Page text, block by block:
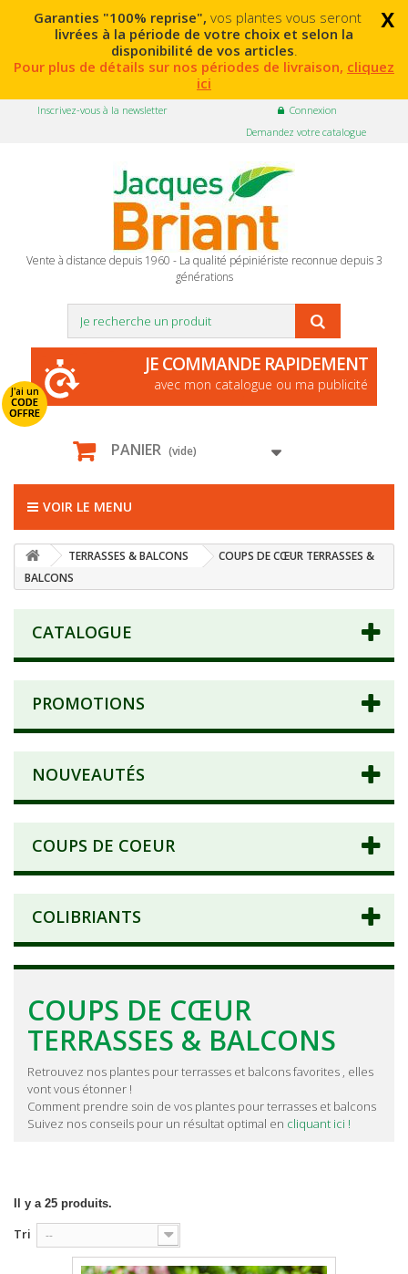
x
Garanties "100% reprise", vos plantes vous seront
livrées à la période de votre choix et selon la
disponibilité de vos articles.
Pour plus de détails sur nos périodes de livraison, cliquez
ici
Connexion
Inscrivez-vous à la newsletter
Demandez votre catalogue
Vente à distance depuis 1960 - La qualité pépiniériste reconnue depuis 3
générations
J'ai un
CODE
OFFRE
JE COMMANDE RAPIDEMENT
avec mon catalogue ou ma publicité
PANIER (vide)
VOIR LE MENU
TERRASSES & BALCONS
COUPS DE CŒUR TERRASSES &
BALCONS
CATALOGUE
PROMOTIONS
NOUVEAUTÉS
COUPS DE COEUR
COLIBRIANTS
COUPS DE CŒUR
TERRASSES & BALCONS
Retrouvez nos plantes pour terrasses et balcons favorites , elles
vont vous étonner !
Comment prendre soin de vos plantes pour terrasses et balcons
Suivez nos conseils pour un résultat optimal en cliquant ici !
Il y a 25 produits.
Tri --